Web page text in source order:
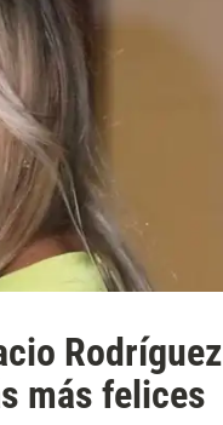
Rodríguez
más felices